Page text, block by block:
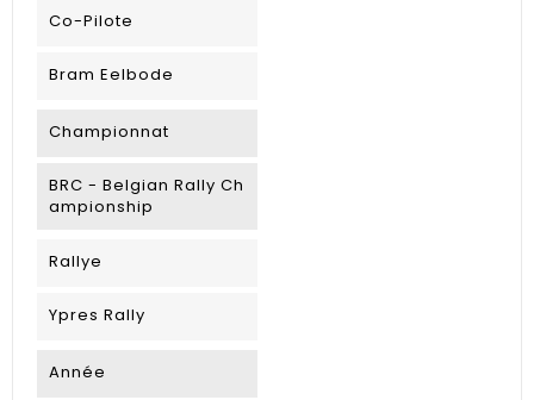
Co-Pilote
Bram Eelbode
Championnat
BRC - Belgian Rally Ch
ampionship
Rallye
Ypres Rally
Année